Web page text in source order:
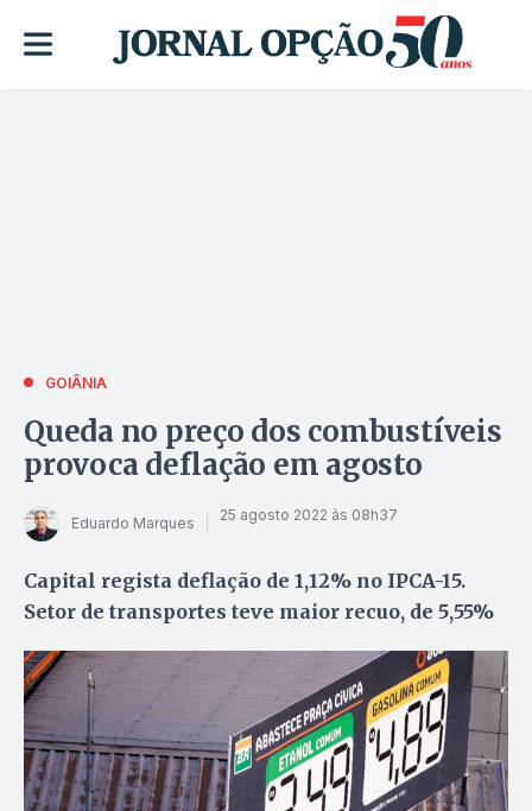
GOIÂNIA
Queda no preço dos combustíveis
provoca deflação em agosto
Eduardo Marques 25 agosto 2022 às 08h37
Capital regista deflação de 1,12% no IPCA-15.
Setor de transportes teve maior recuo, de 5,55%